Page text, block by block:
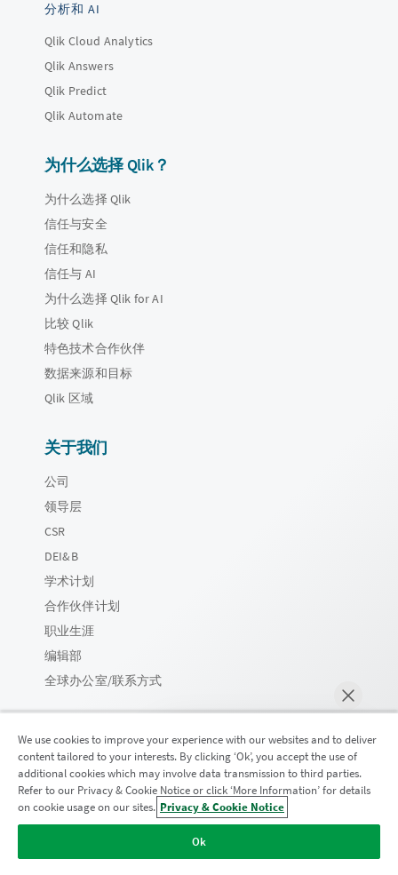
马上聊天
分析和 AI
Qlik Cloud Analytics
Qlik Answers
Qlik Predict
Qlik Automate
为什么选择 Qlik？
为什么选择 Qlik
信任与安全
信任和隐私
信任与 AI
为什么选择 Qlik for AI
比较 Qlik
特色技术合作伙伴
数据来源和目标
Qlik 区域
关于我们
公司
领导层
CSR
DEI&B
学术计划
合作伙伴计划
职业生涯
编辑部
全球办公室/联系方式
Qlik 社区
法律协议 产品条款 Legal Policies
法律条规
Do Not Share My Info
We use cookies to improve your experience with our websites and to deliver
content tailored to your interests. By clicking ‘Ok’, you accept the use of
additional cookies which may involve data transmission to third parties.
Refer to our Privacy & Cookie Notice or click ‘More Information’ for details
on cookie usage on our sites. Privacy & Cookie Notice
Ok